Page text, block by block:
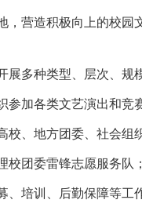
，营造积极向上的校园
展多种类型、层次、
加各类文艺演出和竞
校、地方团委、社会组
校团委雷锋志愿服务队；
、培训、后勤保障等工